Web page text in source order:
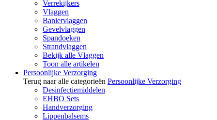
Verrekijkers
Vlaggen
Baniervlaggen
Gevelvlaggen
Spandoeken
Strandvlaggen
Bekijk alle Vlaggen
Toon alle artikelen
Persoonlijke Verzorging
Terug naar alle categorieën Persoonlijke Verzorging
Desinfectiemiddelen
EHBO Sets
Handverzorging
Lippenbalsems